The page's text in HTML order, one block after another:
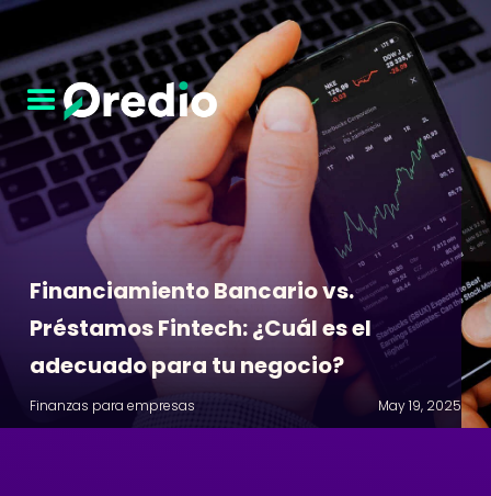
Financiamiento Bancario vs.
Préstamos Fintech: ¿Cuál es el
adecuado para tu negocio?
Finanzas para empresas May 19, 2025